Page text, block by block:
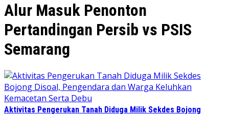
Alur Masuk Penonton
Pertandingan Persib vs PSIS
Semarang
Aktivitas Pengerukan Tanah Diduga Milik Sekdes Bojong